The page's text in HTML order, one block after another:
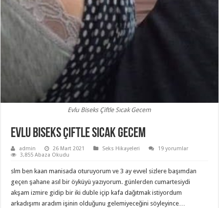
Evlu Biseks Çiftle Sıcak Gecem
Evlu Biseks Çiftle Sıcak Gecem
admin 26 Mart 2021 Seks Hikayeleri
19 yorumlar
3,855 Abaza Okudu
slm ben kaan manisada oturuyorum ve 3 ay evvel sizlere başımdan
geçen şahane asıl bir öyküyü yazıyorum. günlerden cumartesiydi
akşam izmire gidip bir iki duble içip kafa dağıtmak istiyordum
arkadışımı aradım işinin olduğunu gelemiyeceğini söyleyince…